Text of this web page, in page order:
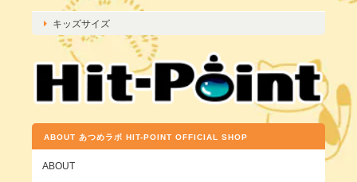
キッズサイズ
ABOUT あつめラボ HIT-POINT OFFICIAL SHOP
ABOUT